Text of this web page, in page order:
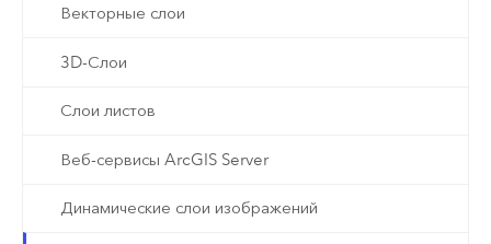
Векторные слои
3D-Слои
Слои листов
Веб-сервисы ArcGIS Server
Динамические слои изображений